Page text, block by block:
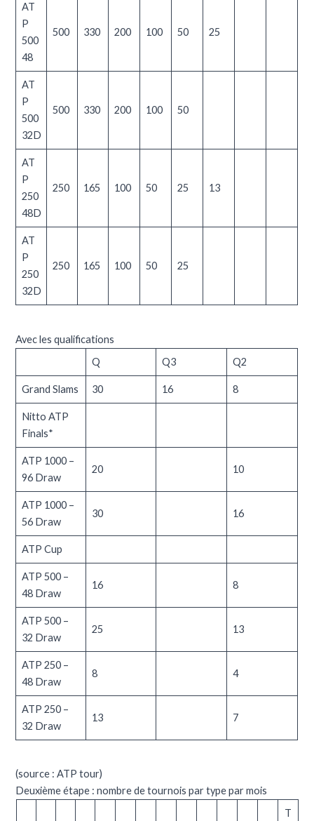
AT
P
500
48
500 330 200 100 50 25
AT
P
500
32D
500 330 200 100 50
AT
P
250
48D
250 165 100 50 25 13
AT
P
250
32D
250 165 100 50 25
Avec les qualifications
Q
Q3 Q2
Grand Slams 30 16 8
Nitto ATP
Finals*
ATP 1000 –
96 Draw
20 10
ATP 1000 –
56 Draw
30 16
ATP Cup
ATP 500 –
48 Draw
16 8
ATP 500 –
32 Draw
25 13
ATP 250 –
48 Draw
8 4
ATP 250 –
32 Draw
13 7
(source :ATP tour)
Deuxième étape : nombre de tournois par type par mois
T